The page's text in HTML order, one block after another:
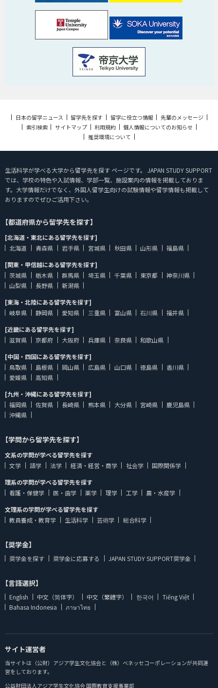
日本の留学ニュース 留学先を探す 留学に役立つ情報
先輩のメッセージ
索引検索
サイトマップ 利用規約
個人情報についてのお知らせ
推奨環境について
生活科学が学べる大学から留学先を探す ページです。 JAPAN STUDY SUPPORT
では、学校の特色や入試情報、学部一覧、施設案内の情報を掲載しておりま
す。大学情報だけでなく、外国人留学生向けの試験情報や留学情報も掲載して
おりますのでぜひご活用下さい。
【都道府県から留学先を探す】
[北海道・東北にある留学先を探す]
北海道
青森県 岩手県 宮城県 秋田県 山形県
福島県
[関東・甲信越にある留学先を探す]
茨城県
栃木県 群馬県 埼玉県 千葉県 東京都
神奈川県
山梨県
長野県
新潟県
[東海・北陸にある留学先を探す]
岐阜県
静岡県 愛知県 三重県 富山県 石川県
福井県
[近畿にある留学先を探す]
滋賀県
京都府 大阪府 兵庫県 奈良県
和歌山県
[中国・四国にある留学先を探す]
鳥取県
島根県 岡山県 広島県 山口県 徳島県
香川県
愛媛県
高知県
[九州・沖縄にある留学先を探す]
福岡県
佐賀県 長崎県 熊本県 大分県 宮崎県
鹿児島県
沖縄県
【学問から留学先を探す】
文系の学問が学べる留学先を探す
文学
語学 法学 経済・経営・商学 社会学
国際関係学
理系の学問が学べる留学先を探す
看護・保健学
医・歯学 薬学 理学 工学
農・水産学
文理系の学問が学べる留学先を探す
教員養成・教育学
生活科学 芸術学 総合科学
【奨学金】
奨学金を探す 奨学金に応募する JAPAN STUDY SUPPORT奨学金
【言語選択】
English 中文（简体字） 中文（繁體字） 한국어
Tiếng Việt
Bahasa Indonesia
ภาษาไทย
サイト運営者
当サイトは（公財）アジア学生文化協会と（株）ベネッセコーポレーションが共同運
営をしております。
公益財団法人アジア学生文化協会 国際教育支援事業部